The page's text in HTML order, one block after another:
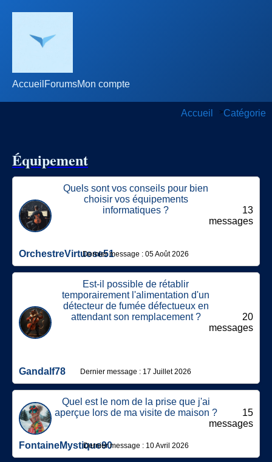
Accueil ForumsMon compte
Accueil >Catégorie
Équipement
Quels sont vos conseils pour bien
choisir vos équipements
informatiques ?
OrchestreVirtuose51
13
messages
Dernier message : 05 Août 2026
Est-il possible de rétablir
temporairement l'alimentation d'un
détecteur de fumée défectueux en
attendant son remplacement ?
Gandalf78
20
messages
Dernier message : 17 Juillet 2026
Quel est le nom de la prise que j'ai
aperçue lors de ma visite de maison ?
FontaineMystique90
15
messages
Dernier message : 10 Avril 2026